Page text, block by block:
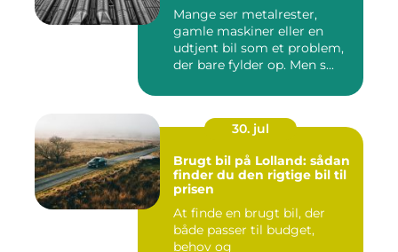
Mange ser metalrester,
gamle maskiner eller en
udtjent bil som et problem,
der bare fylder op. Men s...
30. jul
Brugt bil på Lolland: sådan
finder du den rigtige bil til
prisen
At finde en brugt bil, der
både passer til budget,
behov og